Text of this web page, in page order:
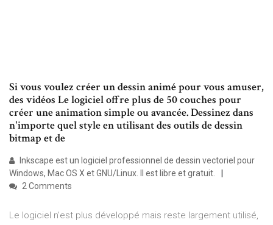
Si vous voulez créer un dessin animé pour vous amuser,
des vidéos Le logiciel offre plus de 50 couches pour
créer une animation simple ou avancée. Dessinez dans
n'importe quel style en utilisant des outils de dessin
bitmap et de
Inkscape est un logiciel professionnel de dessin vectoriel pour
Windows, Mac OS X et GNU/Linux. Il est libre et gratuit.
2 Comments
Le logiciel n’est plus développé mais reste largement utilisé,